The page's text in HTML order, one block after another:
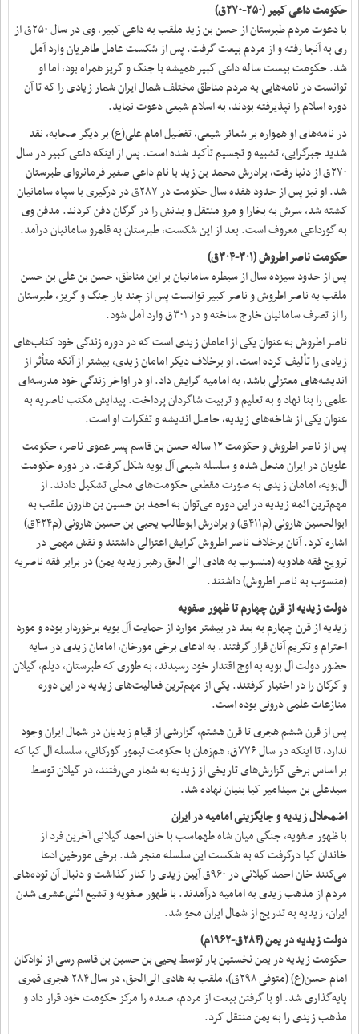
حکومت داعی کبیر (۲۵۰-۲۷۰ق)
با دعوت مردم طبرستان از حسن بن زید ملقب به داعی کبیر، وی در سال ۲۵۰ق از
ری به آنجا رفته و از مردم بیعت گرفت. پس از شکست عامل طاهریان وارد آمل
شد. حکومت بیست ساله داعی کبیر همیشه با جنگ و گریز همراه بود، اما او
توانست در نامه‌هایی به مردم مناطق مختلف شمال ایران شمار زیادی را که تا آن
دوره اسلام را نپذیرفته بودند، به اسلام شیعی دعوت نماید.
در نامه‌های او همواره بر شعائر شیعی، تفضیل امام علی(ع) بر دیگر صحابه، نقد
شدید جبرگرایی، تشبیه و تجسیم تأکید شده است. پس از اینکه داعی کبیر در سال
۲۷۰ق از دنیا رفت، برادرش محمد بن زید با نام داعی صغیر فرمانروای طبرستان
شد. او نیز پس از حدود هفده سال حکومت در ۲۸۷ق در درگیری با سپاه سامانیان
کشته شد، سرش به بخارا و مرو منتقل و بدنش را در گرگان دفن کردند. مدفن وی
به گورداعی معروف است. بعد از این شکست، طبرستان به قلمرو سامانیان درآمد.
حکومت ناصر اطروش (۳۰۱-۳۰۴ق)
پس از حدود سیزده سال از سیطره سامانیان بر این مناطق، حسن بن علی بن حسن
ملقب به ناصر اطروش و ناصر کبیر توانست پس از چند بار جنگ و گریز، طبرستان
را از تصرف سامانیان خارج ساخته و در ۳۰۱ق وارد آمل شود.
ناصر اطروش به عنوان یکی از امامان زیدی است که در دوره زندگی خود کتاب‌های
زیادی را تألیف کرده است. او برخلاف دیگر امامان زیدی، بیشتر از آنکه متأثر از
اندیشه‌های معتزلی باشد، به امامیه گرایش داد. او در اواخر زندگی خود مدرسه‌ای
علمی را بنا نهاد و به تعلیم و تربیت شاگردان پرداخت. پیدایش مکتب ناصریه به
عنوان یکی از شاخه‌های زیدیه، حاصل اندیشه و تفکرات او است.
پس از ناصر اطروش و حکومت ۱۲ ساله حسن بن قاسم پسر عموی ناصر، حکومت
علویان در ایران منحل شده و سلسله شیعی آل بویه شکل گرفت. در دوره حکومت
آل‌بویه، امامان زیدی به صورت مقطعی حکومت‌های محلی تشکیل دادند. از
مهم‌ترین ائمه زیدیه در این دوره می‌توان به احمد بن حسین بن هارون ملقب به
ابوالحسین هارونی (م۴۱۱ق) و برادرش ابوطالب یحیی بن حسین هارونی (م۴۲۴ق)
اشاره کرد. آنان برخلاف ناصر اطروش گرایش اعتزالی داشتند و نقش مهمی در
ترویج فقه هادویه (منسوب به هادی الی الحق رهبر زیدیه یمن) در برابر فقه ناصریه
(منسوب به ناصر اطروش) داشتند.
دولت زیدیه از قرن چهارم تا ظهور صفویه
زیدیه از قرن چهارم به بعد در بیشتر موارد از حمایت آل بویه برخوردار بوده و مورد
احترام و تکریم آنان قرار گرفتند. به ادعای برخی مورخان، امامان زیدی در سایه
حضور دولت آل بویه به اوج اقتدار خود رسیدند، به طوری که طبرستان، دیلم، گیلان
و گرگان را در اختیار گرفتند. یکی از مهم‌ترین فعالیت‌های زیدیه در این دوره
منازعات علمی درونی بوده است.
پس از قرن ششم هجری تا قرن هشتم، گزارشی از قیام زیدیان در شمال ایران وجود
ندارد، تا اینکه در سال ۷۷۶ق، هم‌زمان با حکومت تیمور گورکانی، سلسله آل کیا که
بر اساس برخی گزارش‌های تاریخی از زیدیه به شمار می‌رفتند، در گیلان توسط
سیدعلی بن سیدامیر کیا بنیان نهاده شد.
اضمحلال زیدیه و جایگزینی امامیه در ایران
با ظهور صفویه، جنگی میان شاه طهماسب با خان احمد گیلانی آخرین فرد از
خاندان کیا درگرفت که به شکست این سلسله منجر شد. برخی مورخین ادعا
می‌کنند خان احمد گیلانی در ۹۶۰ق آیین زیدی را کنار گذاشت و دنبال آن توده‌های
مردم از مذهب زیدی به امامیه درآمدند. با ظهور صفویه و تشیع اثنی‌عشری شدن
ایران، زیدیه به تدریج از شمال ایران محو شد.
دولت زیدیه در یمن (۲۸۴ق-۱۹۶۲م)
حکومت زیدیه در یمن نخستین بار توسط یحیی بن حسین بن قاسم رسی از نوادگان
امام حسن(ع) (متوفی ۲۹۸ق)، ملقب به هادی الی‌الحق، در سال ۲۸۴ هجری قمری
پایه‌گذاری شد. او با گرفتن بیعت از مردم، صعده را مرکز حکومت خود قرار داد و
مذهب زیدی را به یمن منتقل کرد.